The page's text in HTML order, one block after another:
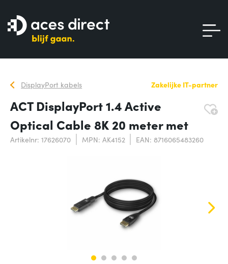
DisplayPort kabels Zakelijke IT-partner
ACT DisplayPort 1.4 Active
Optical Cable 8K 20 meter met
Artikelnr: 17626070 MPN: AK4152 EAN: 8716065483260